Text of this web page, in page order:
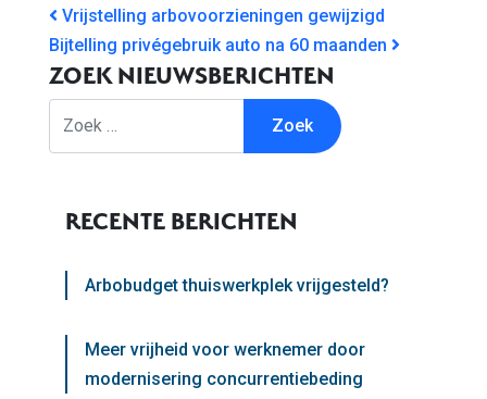
BERICHT NAVIGATIE
Vrijstelling arbovoorzieningen gewijzigd
Bijtelling privégebruik auto na 60 maanden
ZOEK NIEUWSBERICHTEN
RECENTE BERICHTEN
Arbobudget thuiswerkplek vrijgesteld?
Meer vrijheid voor werknemer door
modernisering concurrentiebeding